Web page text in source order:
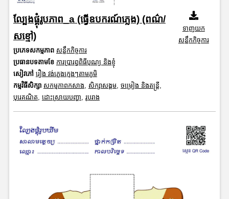
ល្បែងផ្គុំរូបភាព_a (ធ្វើឧបករណ៍ភ្លេង) (ពណ៌/
សខ្មៅ)
ប្រភេទសកម្មភាព សន្លឹកកិច្ចការ
ប្រធានបទតាមខែ ការប្រារព្ធពិធីបុណ្យ និងខ្ញុំ
សៀវភៅ រឿង វង់ភ្លេងក្មេងៗតាមភូមិ
កម្មវិធីសិក្សា សកម្មភាពកសាង សិក្សាសង្គម, ចម្រៀង និងតន្ត្រី
បុរេគណិត ដោះស្រាយបញ្ហា រូបរាង
ទាញយក
សន្លឹកកិច្ចការ